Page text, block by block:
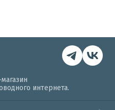
интернета.